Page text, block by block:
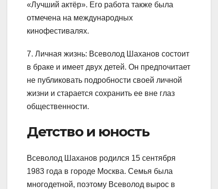
«Лучший актёр». Его работа также была
отмечена на международных
кинофестивалях.
7. Личная жизнь: Всеволод Шаханов состоит
в браке и имеет двух детей. Он предпочитает
не публиковать подробности своей личной
жизни и старается сохранить ее вне глаз
общественности.
Детство и юность
Всеволод Шаханов родился 15 сентября
1983 года в городе Москва. Семья была
многодетной, поэтому Всеволод вырос в